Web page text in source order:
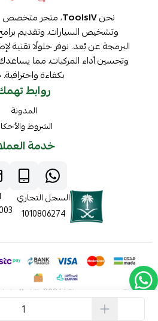
نحنToolsIV، متجر متخصص
وتشخيص السيارات، وتقديم
البرمجة عن بُعد. نوفر حلولًا تقنية
وتحسين أداء المركبات، مما
بكفاءة
روابط
المدونة
الشروط
خدمة
السجل التجاري
1010806274
الحقوق محفوظة | 2026 ذكاء المركبات Intelligent Vehicles